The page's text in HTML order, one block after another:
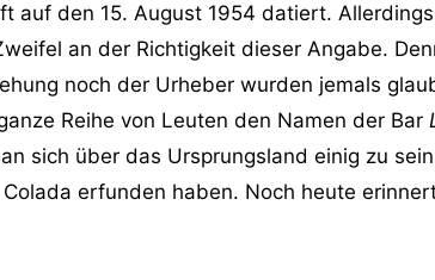
auf den 15. August 1954 datiert.
an der Richtigkeit dieser Angabe.
noch der Urheber wurden jemals
Reihe von Leuten den Namen der Bar
sich über das Ursprungsland einig zu
erfunden haben. Noch heute